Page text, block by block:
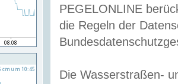
PEGELONLINE
die Regeln der
Die Wasserstraßen-